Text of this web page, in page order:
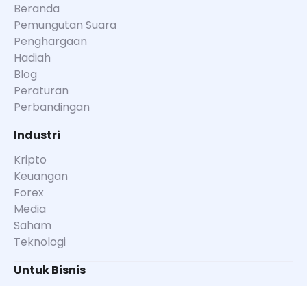
Beranda
Pemungutan Suara
Penghargaan
Hadiah
Blog
Peraturan
Perbandingan
Industri
Kripto
Keuangan
Forex
Media
Saham
Teknologi
Untuk Bisnis